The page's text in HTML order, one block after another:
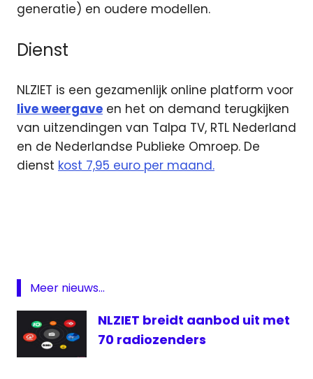
generatie) en oudere modellen.
Dienst
NLZIET is een gezamenlijk online platform voor
live weergave en het on demand terugkijken
van uitzendingen van Talpa TV, RTL Nederland
en de Nederlandse Publieke Omroep. De
dienst kost 7,95 euro per maand.
Demand
Smartphone
Streamingdienst
Meer nieuws...
NLZIET breidt aanbod uit met
70 radiozenders